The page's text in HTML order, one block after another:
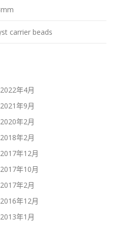
carrier beads
2022年4月
2021年9月
2020年2月
2018年2月
2017年12月
2017年10月
2017年2月
2016年12月
2013年1月